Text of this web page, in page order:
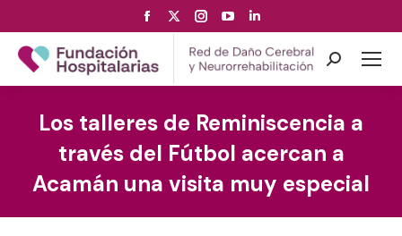
Facebook
page
opens
in
window
page
opens
in
window
Instagram
page
opens
in
window
YouTube
page
opens
in
window
page
opens
in
window
Search:
Los talleres de Reminiscencia a
través del Fútbol acercan a
Acamán una visita muy especial